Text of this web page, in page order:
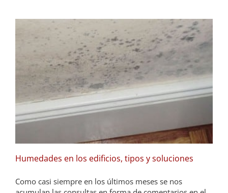
Humedades en los edificios, tipos y soluciones
Como casi siempre en los últimos meses se nos